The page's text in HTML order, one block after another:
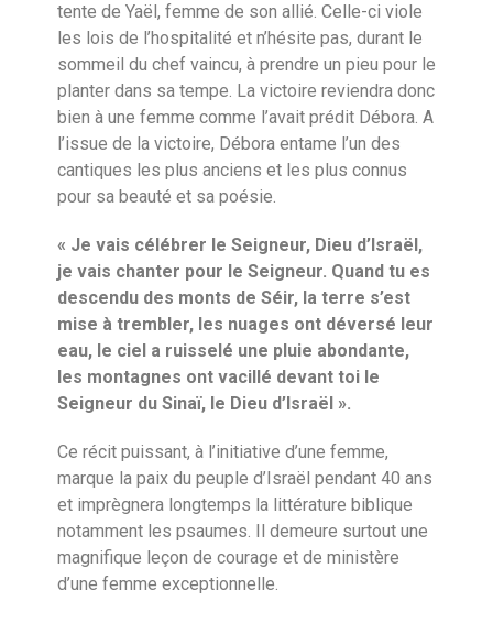
tente de Yaël, femme de son allié. Celle-ci viole
les lois de l’hospitalité et n’hésite pas, durant le
sommeil du chef vaincu, à prendre un pieu pour le
planter dans sa tempe. La victoire reviendra donc
bien à une femme comme l’avait prédit Débora. A
l’issue de la victoire, Débora entame l’un des
cantiques les plus anciens et les plus connus
pour sa beauté et sa poésie.
« Je vais célébrer le Seigneur, Dieu d’Israël,
je vais chanter pour le Seigneur. Quand tu es
descendu des monts de Séir, la terre s’est
mise à trembler, les nuages ont déversé leur
eau, le ciel a ruisselé une pluie abondante,
les montagnes ont vacillé devant toi le
Seigneur du Sinaï, le Dieu d’Israël ».
Ce récit puissant, à l’initiative d’une femme,
marque la paix du peuple d’Israël pendant 40 ans
et imprègnera longtemps la littérature biblique
notamment les psaumes. Il demeure surtout une
magnifique leçon de courage et de ministère
d’une femme exceptionnelle.